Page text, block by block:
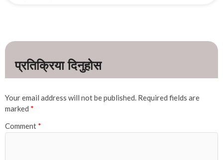
Your email address will not be published. Required fields are
marked *
Comment *